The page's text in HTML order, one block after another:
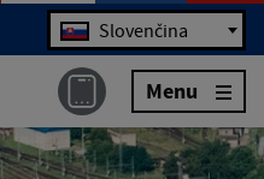
Jazyk Slovenčina
Menu